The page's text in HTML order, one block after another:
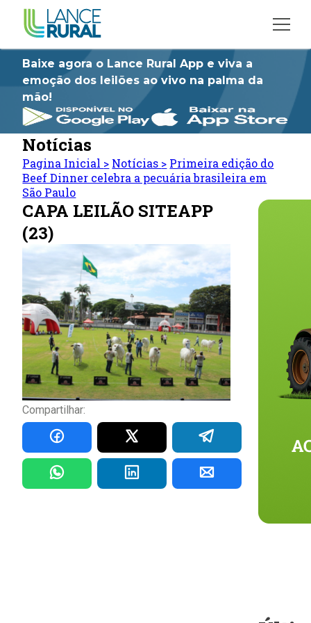
Baixe agora o Lance Rural App e viva a
emoção dos leilões ao vivo na palma da
mão!
Notícias
Pagina Inicial > Notícias > Primeira edição do
Beef Dinner celebra a pecuária brasileira em
São Paulo
CAPA LEILÃO SITEAPP
(23)
Compartilhar: